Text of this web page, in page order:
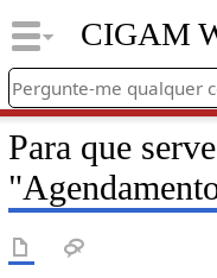
CIGAM
Para que